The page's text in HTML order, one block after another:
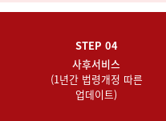
STEP 04
사후서비스
(1년간 법령개정 따른
업데이트)